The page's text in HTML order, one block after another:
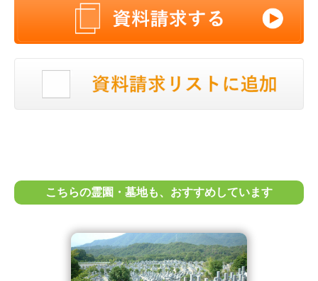
こちらの霊園・墓地も、おすすめしています